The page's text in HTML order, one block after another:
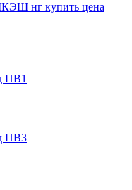
нг купить цена
ПВ1
ПВ3